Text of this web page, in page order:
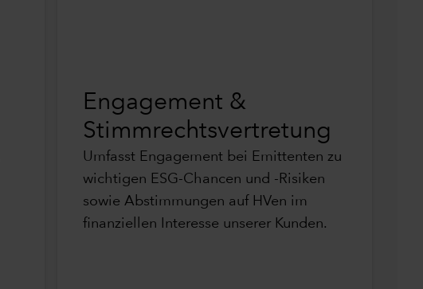
Engagement &
Stimmrechtsvertretung
Umfasst Engagement bei Emittenten zu
wichtigen ESG-Chancen und -Risiken
sowie Abstimmungen auf HVen im
finanziellen Interesse unserer Kunden.